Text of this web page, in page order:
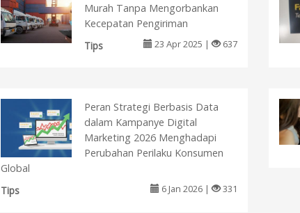
Murah Tanpa Mengorbankan
Kecepatan Pengiriman
Tips
23 Apr 2025 | 637
Peran Strategi Berbasis Data
dalam Kampanye Digital
Marketing 2026 Menghadapi
Perubahan Perilaku Konsumen
Global
Tips
6 Jan 2026 | 331